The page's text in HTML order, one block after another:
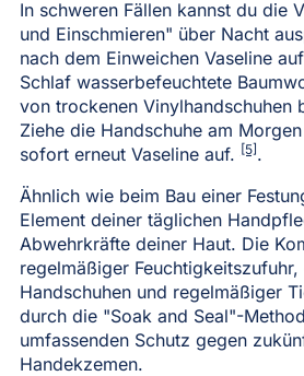
In schweren Fällen kannst du die
und Einschmieren" über Nacht
nach dem Einweichen Vaseline
Schlaf wasserbefeuchtete
von trockenen Vinylhandschuhen
Ziehe die Handschuhe am
sofort erneut Vaseline auf. [5] .
Ähnlich wie beim Bau einer
Element deiner täglichen
Abwehrkräfte deiner Haut. Die
regelmäßiger
Handschuhen und regelmäßiger
durch die "Soak and Seal"-
umfassenden Schutz gegen
Handekzemen.